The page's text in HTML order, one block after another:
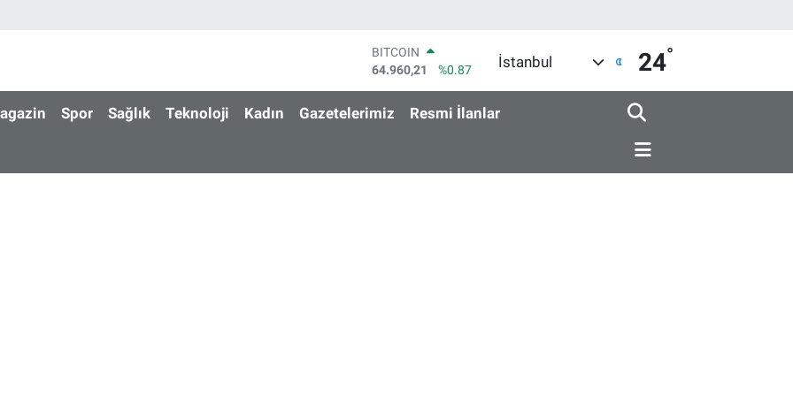
BITCOIN
64.960,21
%0.87
47,7436
%0.18
EURO
64,4811
%0.38
İstanbul 24°
Spor Sağlık Teknoloji Kadın Gazetelerimiz Resmi İlanlar